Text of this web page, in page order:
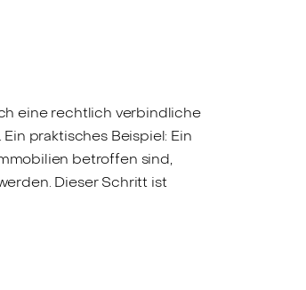
eine rechtlich verbindliche
praktisches Beispiel: Ein
betroffen sind,
Dieser Schritt ist